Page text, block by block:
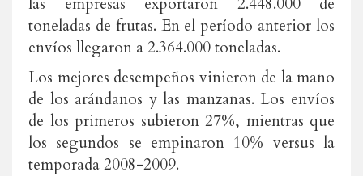
toneladas de frutas. En el período anterior los
envíos llegaron a 2.364.000 toneladas.
Los mejores desempeños vinieron de la mano
de los arándanos y las manzanas. Los envíos
de los primeros subieron 27%, mientras que
los segundos se empinaron 10% versus la
temporada 2008-2009.